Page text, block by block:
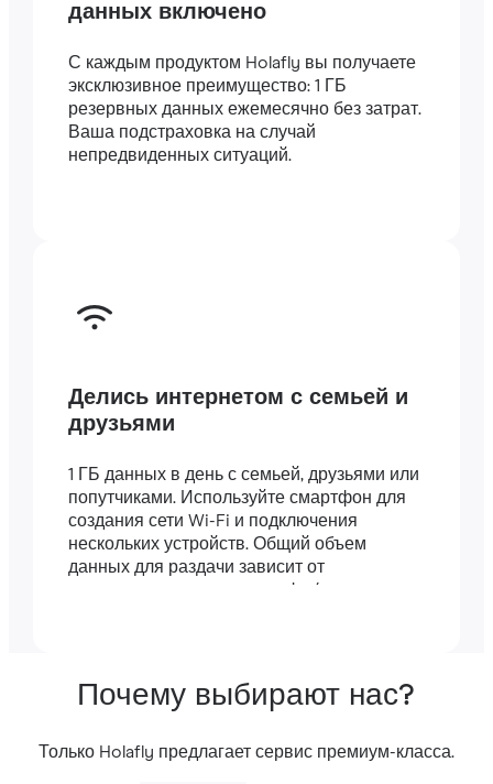
данных включено
С каждым продуктом Holafly вы получаете
эксклюзивное преимущество: 1 ГБ
резервных данных ежемесячно без затрат.
Ваша подстраховка на случай
непредвиденных ситуаций.
Делись интернетом с семьей и
друзьями
1 ГБ данных в день с семьей, друзьями или
попутчиками. Используйте смартфон для
создания сети Wi-Fi и подключения
нескольких устройств. Общий объем
данных для раздачи зависит от
длительности вашего тарифа (например,
Почему выбирают нас?
Только Holafly предлагает сервис премиум-класса.